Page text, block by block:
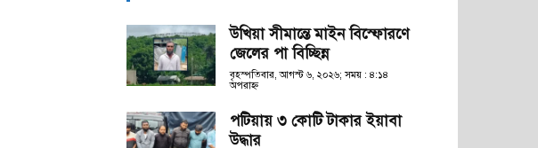
উখিয়া সীমান্তে মাইন বিস্ফোরণে
জেলের পা বিচ্ছিন্ন
বৃহস্পতিবার, আগস্ট ৬, ২০২৬; সময় : ৪:১৪
অপরাহ্ণ
পটিয়ায় ৩ কোটি টাকার ইয়াবা
উদ্ধার